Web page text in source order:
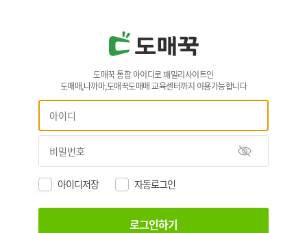
도매꾹 통합 아이디로 패밀리사이트인
도매매,나까마,도매꾹도매매 교육센터까지 이용가능합니다
아이디저장 자동로그인